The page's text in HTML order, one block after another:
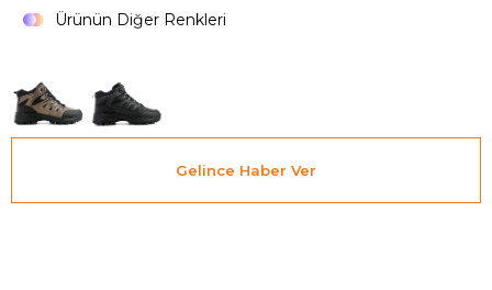
Ürünün Diğer Renkleri
Gelince Haber Ver